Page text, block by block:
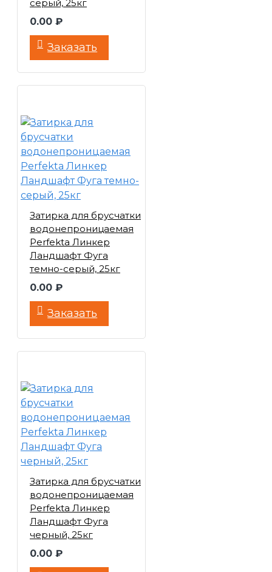
серый, 25кг
0.00 ₽
Заказать
Затирка для брусчатки
водонепроницаемая
Perfekta Линкер
Ландшафт Фуга
темно-серый, 25кг
0.00 ₽
Заказать
Затирка для брусчатки
водонепроницаемая
Perfekta Линкер
Ландшафт Фуга
черный, 25кг
0.00 ₽